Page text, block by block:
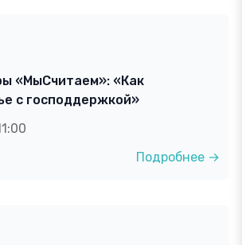
«МыСчитаем»: «Как
с господдержкой»
Подробнее →